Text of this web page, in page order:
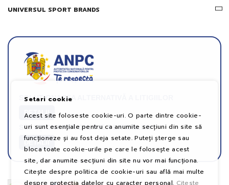
UNIVERSUL SPORT BRANDS
SOLUȚIONAREA ALTERNATIVĂ A LITIGIILOR
DETALII
SOLUȚIONAREA ONLINE A LITIGIILOR
DETALII
Setari cookie
Acest site foloseste cookie-uri. O parte dintre cookie-
uri sunt esențiale pentru ca anumite secțiuni din site să
funcționeze și au fost deja setate. Puteți șterge sau
bloca toate cookie-urile pe care le folosește acest
site, dar anumite secțiuni din site nu vor mai funcționa.
Citește despre politica de cookie-uri sau află mai multe
despre protecția datelor cu caracter personal. Citeste